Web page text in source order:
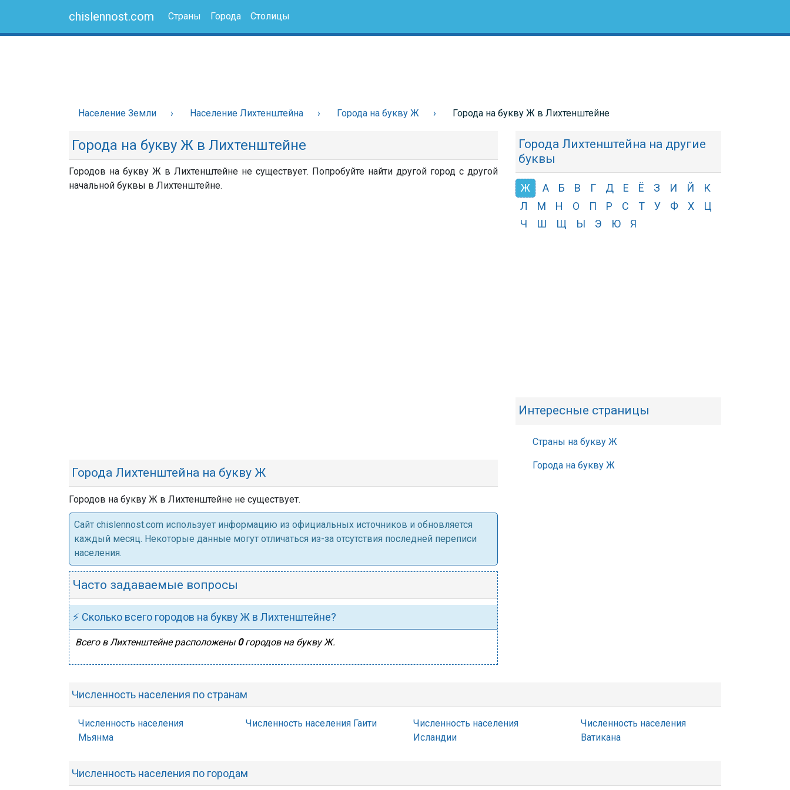
chislennost.com Страны Города Столицы
Население Земли Население Лихтенштейна Города на букву Ж Города на букву Ж в Лихтенштейне
Города на букву Ж в Лихтенштейне
Городов на букву Ж в Лихтенштейне не существует. Попробуйте найти другой город с другой
начальной буквы в Лихтенштейне.
Города Лихтенштейна на букву Ж
Городов на букву Ж в Лихтенштейне не существует.
Cайт chislennost.com использует информацию из официальных источников и обновляется
каждый месяц. Некоторые данные могут отличаться из-за отсутствия последней переписи
населения.
Часто задаваемые вопросы
⚡ Сколько всего городов на букву Ж в Лихтенштейне?
Всего в Лихтенштейне расположены 0городов на букву Ж.
Города Лихтенштейна на другие
буквы
Ж А Б В Г Д Е Ё З И Й
К
Л
М Н О П Р С Т У Ф Х
Ц
Ч
Ш Щ Ы Э Ю Я
Интересные страницы
Страны на букву Ж
Города на букву Ж
Численность населения по странам
Численность населения
Мьянма
Численность населения Гаити
Численность населения
Исландии
Численность населения
Ватикана
Численность населения по городам